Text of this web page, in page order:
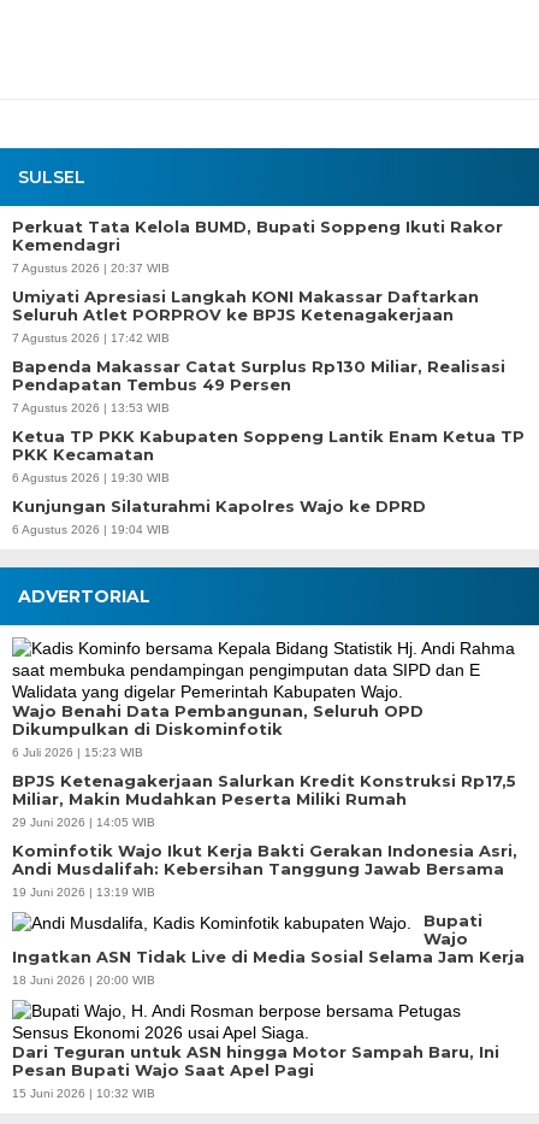
SULSEL
Perkuat Tata Kelola BUMD, Bupati Soppeng Ikuti Rakor
Kemendagri
7 Agustus 2026 | 20:37 WIB
Umiyati Apresiasi Langkah KONI Makassar Daftarkan
Seluruh Atlet PORPROV ke BPJS Ketenagakerjaan
7 Agustus 2026 | 17:42 WIB
Bapenda Makassar Catat Surplus Rp130 Miliar, Realisasi
Pendapatan Tembus 49 Persen
7 Agustus 2026 | 13:53 WIB
Ketua TP PKK Kabupaten Soppeng Lantik Enam Ketua TP
PKK Kecamatan
6 Agustus 2026 | 19:30 WIB
Kunjungan Silaturahmi Kapolres Wajo ke DPRD
6 Agustus 2026 | 19:04 WIB
ADVERTORIAL
Wajo Benahi Data Pembangunan, Seluruh OPD
Dikumpulkan di Diskominfotik
6 Juli 2026 | 15:23 WIB
BPJS Ketenagakerjaan Salurkan Kredit Konstruksi Rp17,5
Miliar, Makin Mudahkan Peserta Miliki Rumah
29 Juni 2026 | 14:05 WIB
Kominfotik Wajo Ikut Kerja Bakti Gerakan Indonesia Asri,
Andi Musdalifah: Kebersihan Tanggung Jawab Bersama
19 Juni 2026 | 13:19 WIB
Bupati
Wajo
Ingatkan ASN Tidak Live di Media Sosial Selama Jam Kerja
18 Juni 2026 | 20:00 WIB
Dari Teguran untuk ASN hingga Motor Sampah Baru, Ini
Pesan Bupati Wajo Saat Apel Pagi
15 Juni 2026 | 10:32 WIB